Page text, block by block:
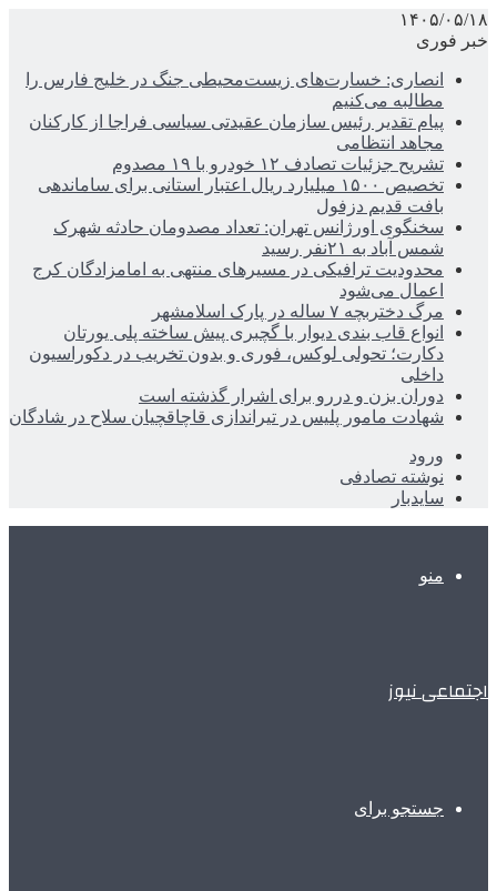
۱۴۰۵/۰۵/۱۸
خبر فوری
انصاری: خسارت‌های زیست‌محیطی جنگ در خلیج فارس را
مطالبه‌ می‌کنیم
پیام تقدیر رئیس سازمان عقیدتی سیاسی فراجا از کارکنان
مجاهد انتظامی
تشریح جزئیات تصادف ۱۲ خودرو با ۱۹ مصدوم
تخصیص ۱۵۰۰ میلیارد ریال اعتبار استانی برای ساماندهی
بافت قدیم دزفول
سخنگوی اورژانس تهران: تعداد مصدومان حادثه شهرک
شمس آباد به ۲۱نفر رسید
محدودیت ترافیکی در مسیرهای منتهی به امامزادگان کرج
اعمال می‌شود
مرگ دختربچه ۷ ساله در پارک اسلامشهر
انواع قاب بندی دیوار با گچبری پیش ساخته پلی یورتان
دکارت؛ تحولی لوکس، فوری و بدون تخریب در دکوراسیون
داخلی
دوران بزن و دررو برای اشرار گذشته است
شهادت مامور پلیس در تیراندازی قاچاقچیان سلاح در شادگان
ورود
نوشته تصادفی
سایدبار
منو
اجتماعی نیوز
جستجو برای